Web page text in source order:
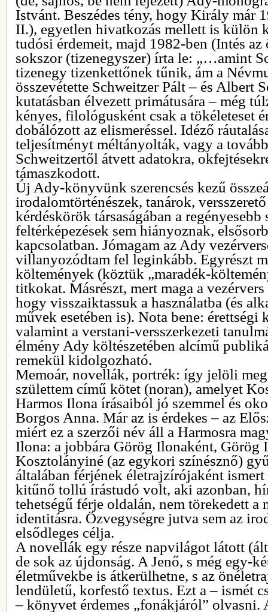
Istvánt. Beszédes tény, hogy Király már
II.), egyetlen hivatkozás mellett is külön
tudósi érdemeit, majd 1982-ben (Intés
sokszor (tizenegyszer) írta le: „…amint
tizenegy tizenkettőnek tűnik, ám a
összevétette Schweitzer Pált – és Albert
kutatásban élvezett primátusára – még
kényes, filológusként csak a tökéleteset
dobálózott az elismeréssel. Idéző
teljesítményt méltányolták, vagy a
Schweitzertől átvett adatokra,
támaszkodott.
Új Ady-könyvünk szerencsés kezű
irodalomtörténészek, tanárok,
kérdéskörök társaságában a
feltérképezések sem hiányoznak,
kapcsolatban. Jómagam az Ady
villanyozódtam fel leginkább. Egyrészt
költemények (köztük „maradék-
titkokat. Másrészt, mert maga a
hogy visszaiktassuk a használatba (és
művek esetében is). Nota bene: érettségi
valamint a verstani-versszerkezeti
élmény Ady költészetében alcímű
remekül kidolgozható.
Memoár, novellák, portrék: így jelöli
születtem című kötet (noran), amelyet
Harmos Ilona írásaiból jó szemmel és
Borgos Anna. Már az is érdekes – az
miért ez a szerzői név áll a Harmosra
Ilona: a jobbára Görög Ilonaként, Görög
Kosztolányiné (az egykori színésznő)
általában férjének életrajzírójaként
kitűnő tollú írástudó volt, aki azonban,
tehetségű férje oldalán, nem törekedett
identitásra. Özvegységre jutva sem az
elsődleges célja.
A novellák egy része napvilágot látott
de sok az újdonság. A Jenő, s még egy-
életművekbe is átkerülhetne, s az
lendületű, korfestő textus. Ezt a – ismét
– könyvet érdemes „fonákjáról” olvasni.